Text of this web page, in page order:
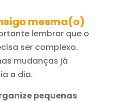
mesma(o)
lembrar que o
ser complexo.
mudanças já
a dia.
pequenas